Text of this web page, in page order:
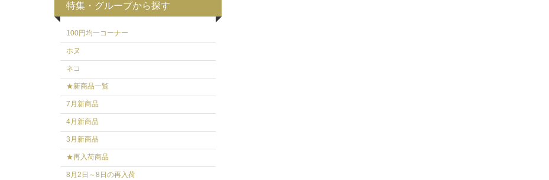
特集・グループから探す
100円均一コーナー
ホヌ
ネコ
★新商品一覧
7月新商品
4月新商品
3月新商品
★再入荷商品
8月2日～8日の再入荷